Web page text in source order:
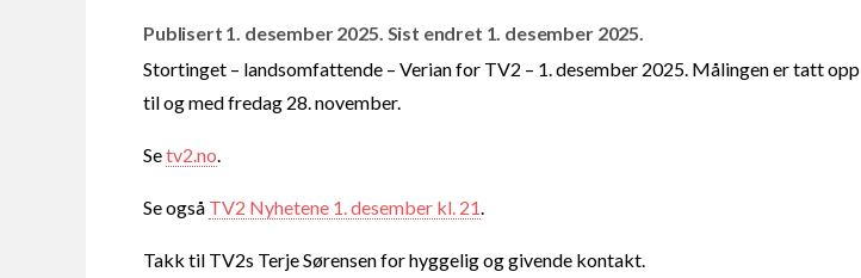
Publisert 1. desember 2025. Sist endret 1. desember 2025.
Stortinget – landsomfattende – Verian for TV2 – 1. desember 2025. Målingen er tatt opp
til og med fredag 28. november.
Setv2.no.
Se også TV2 Nyhetene 1. desember kl. 21.
Takk til TV2s Terje Sørensen for hyggelig og givende kontakt.